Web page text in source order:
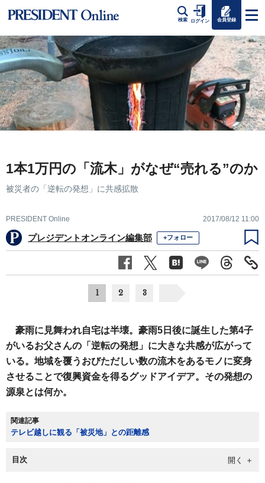
検索 ログイン 会員登録
1本1万円の「流木」がなぜ“売れる”のか
被災者の「逆転の発想」に共感拡散
PRESIDENT Online 2017/08/12 11:00
プレジデントオンライン編集部 +フォロー
1 2 3
豪雨に見舞われ自宅は半壊。豪雨5日後に誕生した第4子
がいるお父さんの「逆転の発想」に大きな共感が広がって
いる。地域を覆うおびただしい数の流木をあるモノに変身
させることで復興資金を得るグッドアイデア。その発想の
源泉とは何か。
関連記事
テレビ越しに観る「被災地」との距離感
目次